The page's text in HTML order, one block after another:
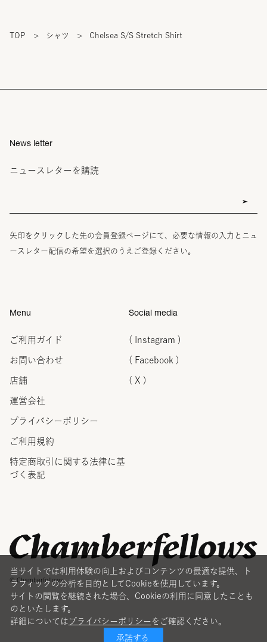
TOP > シャツ > Chelsea S/S Stretch Shirt
News letter
ニュースレターを購読
矢印をクリックした先の会員登録ページにて、必要な情報の入力とニュ
ースレター配信の希望を選択のうえご登録ください。
Menu
ご利用ガイド
お問い合わせ
店舗
運営会社
プライバシーポリシー
ご利用規約
特定商取引に関する法律に 基
づく表記
Social media
( Instagram )
( Facebook )
( X )
© Chamberfellows
当サイトでは利用体験の向上およびコンテンツの最適な提供、ト
ラフィックの分析を目的としてCookieを使用しています。
サイトの閲覧を継続された場合、Cookieの利用に同意したことも
のといたします。
詳細については プライバシーポリシー をご確認ください。
承諾する